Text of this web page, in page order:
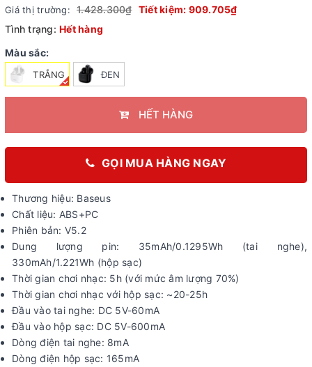
Giá thị trường: 1.428.300₫ Tiết kiệm: 909.705₫
Tình trạng: Hết hàng
Màu sắc:
TRẮNG ĐEN
HẾT HÀNG
GỌI MUA HÀNG NGAY
Thương hiệu: Baseus
Chất liệu: ABS+PC
Phiên bản: V5.2
Dung lượng pin: 35mAh/0.1295Wh (tai nghe),
330mAh/1.221Wh (hộp sạc)
Thời gian chơi nhạc: 5h (với mức âm lượng 70%)
Thời gian chơi nhạc với hộp sạc: ~20-25h
Đầu vào tai nghe: DC 5V-60mA
Đầu vào hộp sạc: DC 5V-600mA
Dòng điện tai nghe: 8mA
Dòng điện hộp sạc: 165mA